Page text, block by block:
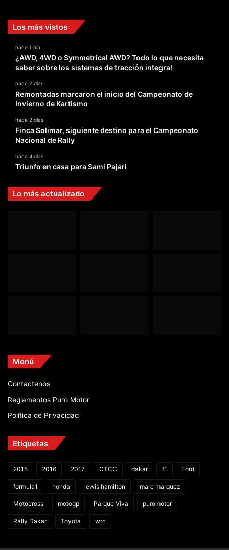
Los más vistos
hace 1 día
¿AWD, 4WD o Symmetrical AWD? Todo lo que necesita
saber sobre los sistemas de tracción integral
hace 2 días
Remontadas marcaron el inicio del Campeonato de
Invierno de Kartismo
hace 2 días
Finca Solimar, siguiente destino para el Campeonato
Nacional de Rally
hace 4 días
Triunfo en casa para Sami Pajari
Lo más actualizado
Menú
Contáctenos
Reglamentos Puro Motor
Política de Privacidad
Etiquetas
2015 2016 2017 CTCC dakar f1 Ford
formula1 honda lewis hamilton marc marquez
Motocross motogp Parque Viva puromotor
Rally Dakar Toyota wrc